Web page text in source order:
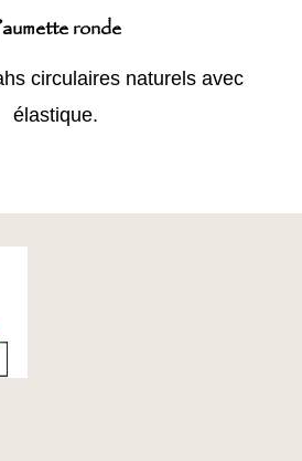
ronde
circulaires naturels avec
élastique.